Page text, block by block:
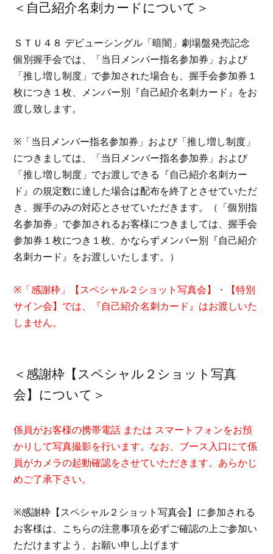
＜自己紹介名刺カードについて＞
ＳＴＵ４８ デビューシングル「暗闇」劇場盤発売記念
個別握手会では、「当日メンバー指名参加券」および
「推し増し制度」で参加された場合も、握手会参加券１
枚につき１枚、メンバー別『自己紹介名刺カード』をお
渡し致します。
※「当日メンバー指名参加券」および「推し増し制度」
につきましては、「当日メンバー指名参加券」および
「推し増し制度」でお渡しできる『自己紹介名刺カー
ド』の規定数に達した場合は配布を終了とさせていただ
き、握手のみの対応とさせていただきます。（「個別指
名参加券」で参加されるお客様につきましては、握手会
参加券１枚につき１枚、かならずメンバー別『自己紹介
名刺カード』をお渡しいたします。）
※「感謝枠」【スペシャル２ショット写真会】・【特別
サイン会】では、『自己紹介名刺カード』はお渡しいた
しません。
＜感謝枠【スペシャル２ショット写真
会】について＞
係員がお客様の携帯電話 または スマートフォンをお預
かりして写真撮影を行います。なお、ブース入口にて係
員がカメラの起動確認をさせていただきます。あらかじ
めご了承下さい。
※感謝枠【スペシャル２ショット写真会】に参加される
お客様は、こちらの注意事項を必ずご確認の上ご参加い
ただけますよう、お願い申し上げます